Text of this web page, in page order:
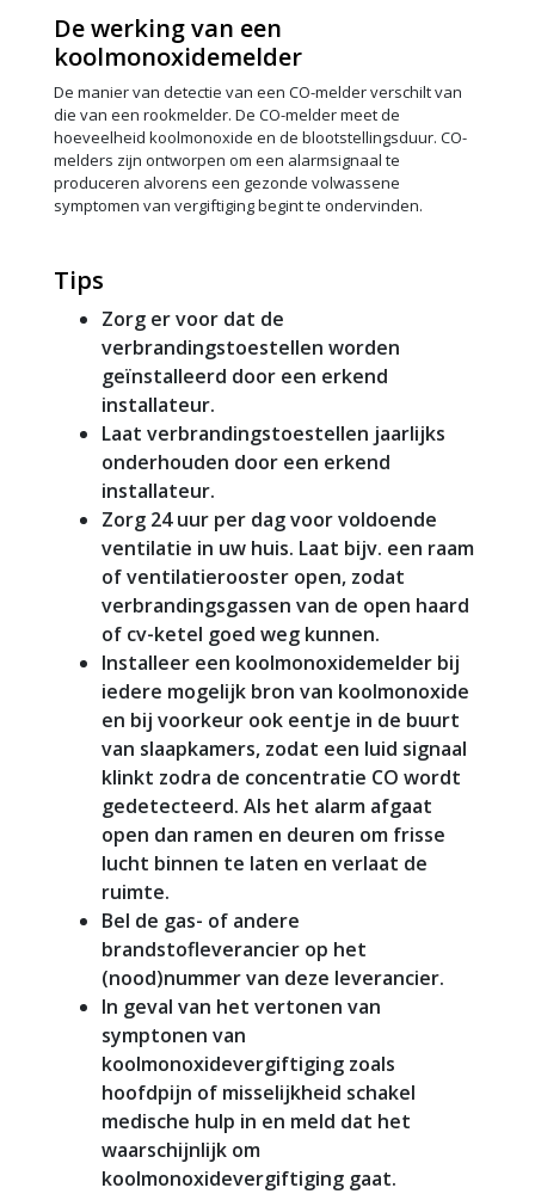
De werking van een
koolmonoxidemelder
De manier van detectie van een CO-melder verschilt van
die van een rookmelder. De CO-melder meet de
hoeveelheid koolmonoxide en de blootstellingsduur. CO-
melders zijn ontworpen om een alarmsignaal te
produceren alvorens een gezonde volwassene
symptomen van vergiftiging begint te ondervinden.
Tips
Zorg er voor dat de
verbrandingstoestellen worden
geïnstalleerd door een erkend
installateur.
Laat verbrandingstoestellen jaarlijks
onderhouden door een erkend
installateur.
Zorg 24 uur per dag voor voldoende
ventilatie in uw huis. Laat bijv. een raam
of ventilatierooster open, zodat
verbrandingsgassen van de open haard
of cv-ketel goed weg kunnen.
Installeer een koolmonoxidemelder bij
iedere mogelijk bron van koolmonoxide
en bij voorkeur ook eentje in de buurt
van slaapkamers, zodat een luid signaal
klinkt zodra de concentratie CO wordt
gedetecteerd. Als het alarm afgaat
open dan ramen en deuren om frisse
lucht binnen te laten en verlaat de
ruimte.
Bel de gas- of andere
brandstofleverancier op het
(nood)nummer van deze leverancier.
In geval van het vertonen van
symptonen van
koolmonoxidevergiftiging zoals
hoofdpijn of misselijkheid schakel
medische hulp in en meld dat het
waarschijnlijk om
koolmonoxidevergiftiging gaat.